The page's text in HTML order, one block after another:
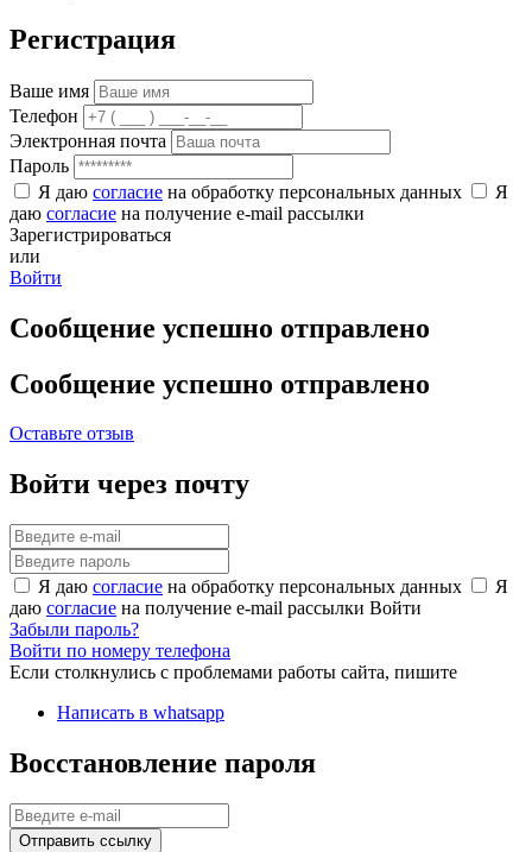
Регистрация
Ваше имя
Телефон
Электронная почта
Пароль
Я даю согласие на обработку персональных данных
Я
даю согласие на получение e-mail рассылки
Зарегистрироваться
или
Войти
Сообщение успешно отправлено
Сообщение успешно отправлено
Оставьте отзыв
Войти через почту
Я даю согласие на обработку персональных данных
Я
даю согласие на получение e-mail рассылки Войти
Забыли пароль?
Войти по номеру телефона
Если столкнулись с проблемами работы сайта, пишите
Написать в whatsapp
Восстановление пароля
Отправить ссылку